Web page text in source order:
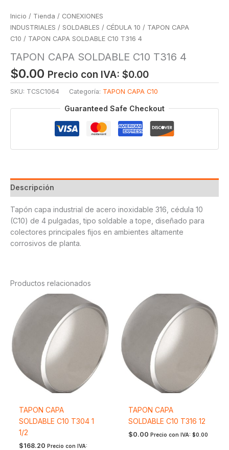
Inicio / Tienda / CONEXIONES
INDUSTRIALES / SOLDABLES / CÉDULA 10 / TAPON CAPA
C10 / TAPON CAPA SOLDABLE C10 T316 4
TAPON CAPA SOLDABLE C10 T316 4
$0.00 Precio con IVA: $0.00
SKU: TCSC1064 Categoría: TAPON CAPA C10
Guaranteed Safe Checkout
Descripción
Tapón capa industrial de acero inoxidable 316, cédula 10
(C10) de 4 pulgadas, tipo soldable a tope, diseñado para
colectores principales fijos en ambientes altamente
corrosivos de planta.
Productos relacionados
TAPON CAPA
SOLDABLE C10 T304 1
1/2
$168.20 Precio con IVA:
TAPON CAPA
SOLDABLE C10 T316 12
$0.00 Precio con IVA: $0.00